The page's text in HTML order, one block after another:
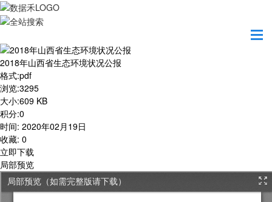
2018年山西省生态环境状况公报
格式:pdf
浏览:3295
大小:609 KB
积分:0
时间: 2020年02月19日
收藏: 0
立即下载
局部预览